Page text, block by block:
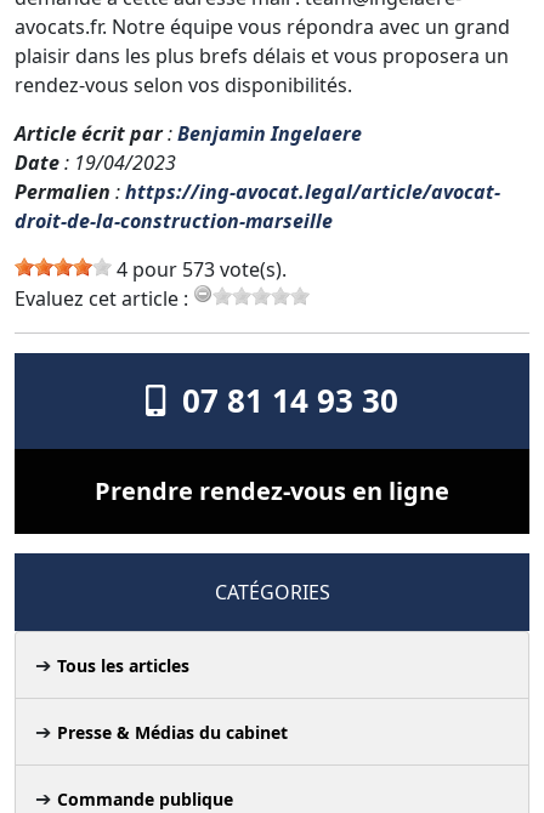
avocats.fr. Notre équipe vous répondra avec un grand
plaisir dans les plus brefs délais et vous proposera un
rendez-vous selon vos disponibilités.
Article écrit par:Benjamin Ingelaere
Date: 19/04/2023
Permalien :https://ing-avocat.legal/article/avocat-
droit-de-la-construction-marseille
4 pour 573 vote(s).
Evaluez cet article :
07 81 14 93 30
Prendre rendez-vous en ligne
CATÉGORIES
Tous les articles
Presse & Médias du cabinet
Commande publique